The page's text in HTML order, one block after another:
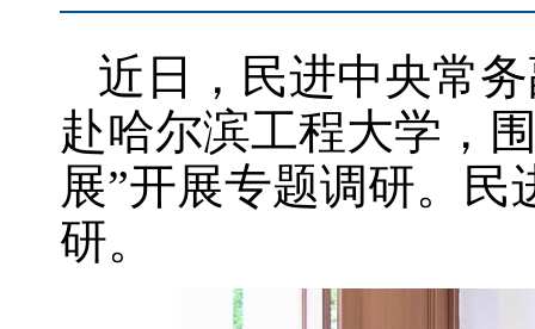
近日，民进中央常
赴哈尔滨工程大学，
展”开展专题调研。
研。